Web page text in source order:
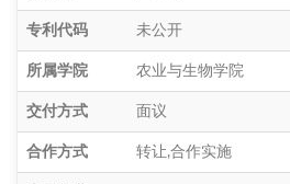
专利代码 未公开
所属学院 农业与生物学院
交付方式 面议
合作方式 转让,合作实施